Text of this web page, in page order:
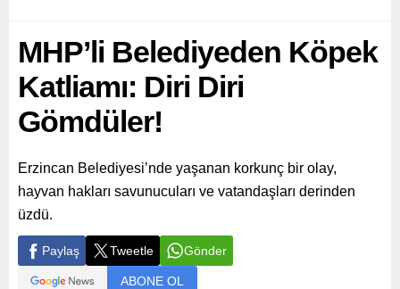
MHP’li Belediyeden Köpek
Katliamı: Diri Diri
Gömdüler!
Erzincan Belediyesi’nde yaşanan korkunç bir olay,
hayvan hakları savunucuları ve vatandaşları derinden
üzdü.
Paylaş Tweetle Gönder
ABONE OL